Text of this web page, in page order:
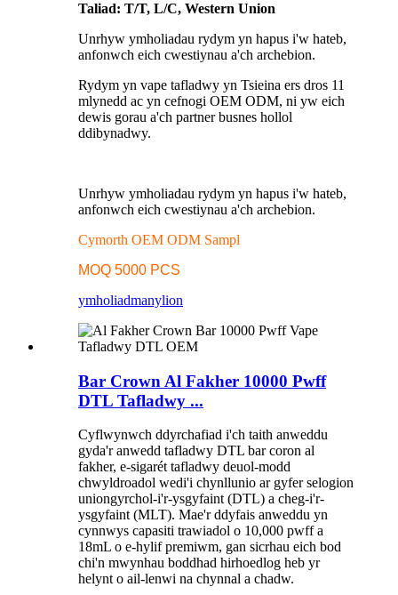
Taliad: T/T, L/C, Western Union
Unrhyw ymholiadau rydym yn hapus i'w hateb,
anfonwch eich cwestiynau a'ch archebion.
Rydym yn vape tafladwy yn Tsieina ers dros 11
mlynedd ac yn cefnogi OEM ODM, ni yw eich
dewis gorau a'ch partner busnes hollol
ddibynadwy.
Unrhyw ymholiadau rydym yn hapus i'w hateb,
anfonwch eich cwestiynau a'ch archebion.
Cymorth OEM ODM Sampl
MOQ 5000 PCS
ymholiadmanylion
Bar Crown Al Fakher 10000 Pwff
DTL Tafladwy ...
Cyflwynwch ddyrchafiad i'ch taith anweddu
gyda'r anwedd tafladwy DTL bar coron al
fakher, e-sigarét tafladwy deuol-modd
chwyldroadol wedi'i chynllunio ar gyfer selogion
uniongyrchol-i'r-ysgyfaint (DTL) a cheg-i'r-
ysgyfaint (MLT). Mae'r ddyfais anweddu yn
cynnwys capasiti trawiadol o 10,000 pwff a
18mL o e-hylif premiwm, gan sicrhau eich bod
chi'n mwynhau boddhad hirhoedlog heb yr
helynt o ail-lenwi na chynnal a chadw.